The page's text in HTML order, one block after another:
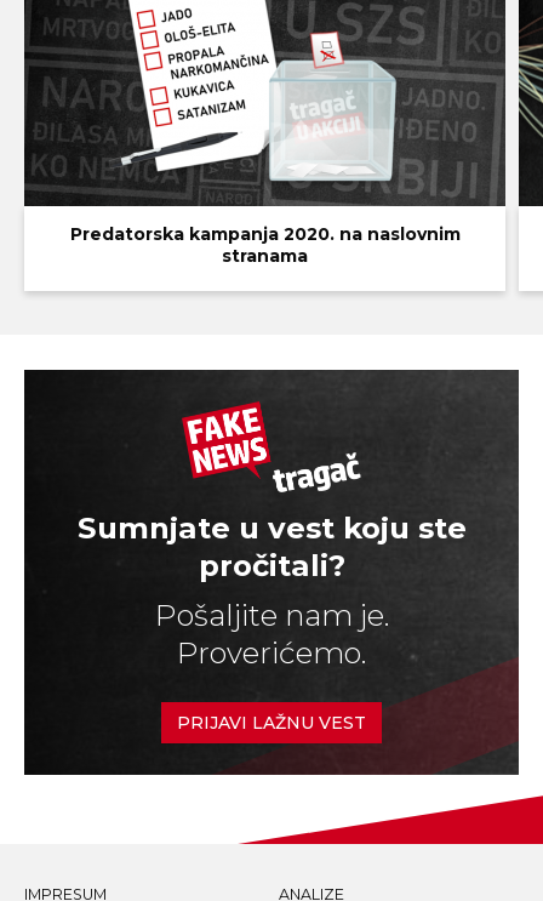
Predatorska kampanja 2020. na naslovnim
stranama
Sumnjate u vest koju ste
pročitali?
Pošaljite nam je.
Proverićemo.
PRIJAVI LAŽNU VEST
IMPRESUM ANALIZE